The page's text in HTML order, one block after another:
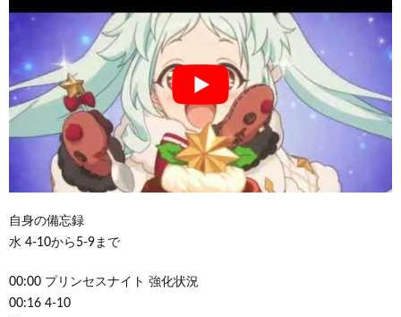
自身の備忘録
水 4-10から5-9まで
00:00 プリンセスナイト 強化状況
00:16 4-10